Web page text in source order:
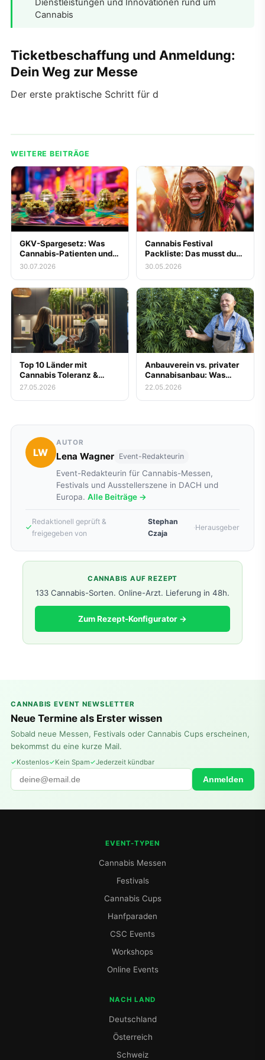
Dienstleistungen und Innovationen rund um
Cannabis
Ticketbeschaffung und Anmeldung:
Dein Weg zur Messe
Der erste praktische Schritt für d
WEITERE BEITRÄGE
GKV-Spargesetz: Was
Cannabis-Patienten und
Messe-Besucher zur
Blüten jetzt wissen
müssen
30.07.2026
Cannabis Festival
Packliste: Das musst du
mitnehmen
30.05.2026
Top 10 Länder mit
Cannabis Toleranz &
Legalität
27.05.2026
Anbauverein vs. privater
Cannabisanbau: Was
lohnt sich wirklich?
22.05.2026
LW
AUTOR
Lena Wagner Event-Redakteurin
Event-Redakteurin für Cannabis-Messen,
Festivals und Ausstellerszene in DACH und
Europa. Alle Beiträge →
Redaktionell geprüft &
freigegeben von
Stephan
Czaja
·Herausgeber
CANNABIS AUF REZEPT
133 Cannabis-Sorten. Online-Arzt. Lieferung in 48h.
Zum Rezept-Konfigurator →
CANNABIS EVENT NEWSLETTER
Neue Termine als Erster wissen
Sobald neue Messen, Festivals oder Cannabis Cups erscheinen,
bekommst du eine kurze Mail.
Kostenlos Kein Spam Jederzeit kündbar
Anmelden
EVENT-TYPEN
Cannabis Messen
Festivals
Cannabis Cups
Hanfparaden
CSC Events
Workshops
Online Events
NACH LAND
Deutschland
Österreich
Schweiz